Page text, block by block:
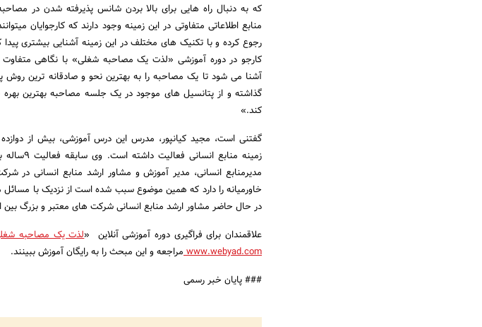
که به دنبال راه هایی برای بالا بردن شانس پذیرفته شدن در
منابع اطلاعاتی متفاوتی در این زمینه وجود دارند که کارجوایان
رجوع کرده و با تکنیک های مختلف در این زمینه آشنایی بیشتری پیدا
کارجو در دوره آموزشی «لذت یک مصاحبه شغلی» با نگاهی متفاوت
آشنا می شود تا یک مصاحبه را به بهترین نحو و صادقانه ترین
گذاشته و از پتانسیل های موجود در یک جلسه مصاحبه بهترین بهره
کند.»
گفتنی است، مجید کیانپور، مدرس این درس آموزشی، بیش از
زمینه منابع انسانی
مدیرمنابع انسانی، مدیر آموزش و مشاور ارشد منابع انسانی در
خاورمیانه را دارد که همین موضوع سبب شده است از نزدیک با مسائل
در حال حاضر مشاور ارشد منابع انسانی شرکت های معتبر و بزرگ بین
علاقمندان برای فراگیری دوره آموزشی آنلاین «لذت یک مصاحبه
www.webyad.com مراجعه و این مبحث را به رایگان آموزش ببینند.
### پایان خبر رسمی